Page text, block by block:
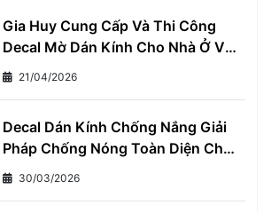
Gia Huy Cung Cấp Và Thi Công
Decal Mờ Dán Kính Cho Nhà Ở Và
Văn Phòng
21/04/2026
Decal Dán Kính Chống Nắng Giải
Pháp Chống Nóng Toàn Diện Cho
Mọi Nhà
30/03/2026